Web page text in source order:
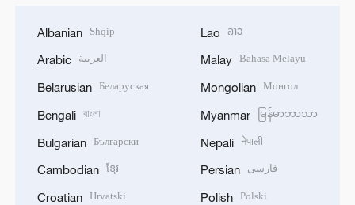
Albanian Shqip
Arabic العربية
Belarusian Беларуская
Bengali বাংলা
Bulgarian Български
Cambodian ខ្មែរ
Croatian Hrvatski
Lao ລາວ
Malay Bahasa Melayu
Mongolian Монгол
Myanmar မြန်မာဘာသာ
Nepali नेपाली
Persian فارسی
Polish Polski